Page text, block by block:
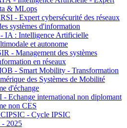
& MLops
- Expert cybersécurité des réseaux
systèmes d'information
IA : Intelligence Artificielle
et autonome
- Management des systèmes
en réseaux
- Smart Mobility - Transformation
des Systèmes de Mobilité
d'échange
- Echange international non diplomant
non CES
- Cycle IPSIC
- 2025